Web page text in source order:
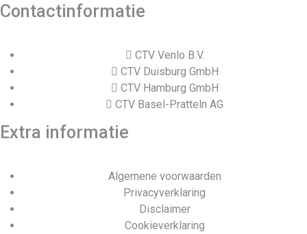
Contactinformatie
CTV Venlo B.V.
CTV Duisburg GmbH
CTV Hamburg GmbH
CTV Basel-Pratteln AG
Extra informatie
Algemene voorwaarden
Privacyverklaring
Disclaimer
Cookieverklaring